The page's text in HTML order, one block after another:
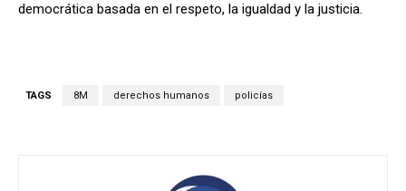
democrática basada en el respeto, la igualdad y la justicia.
TAGS 8M derechos humanos policías